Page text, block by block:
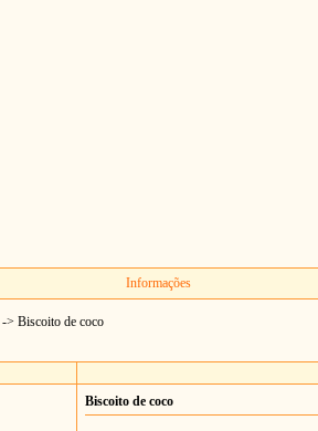
Informações
-> Biscoito de coco
Biscoito de coco